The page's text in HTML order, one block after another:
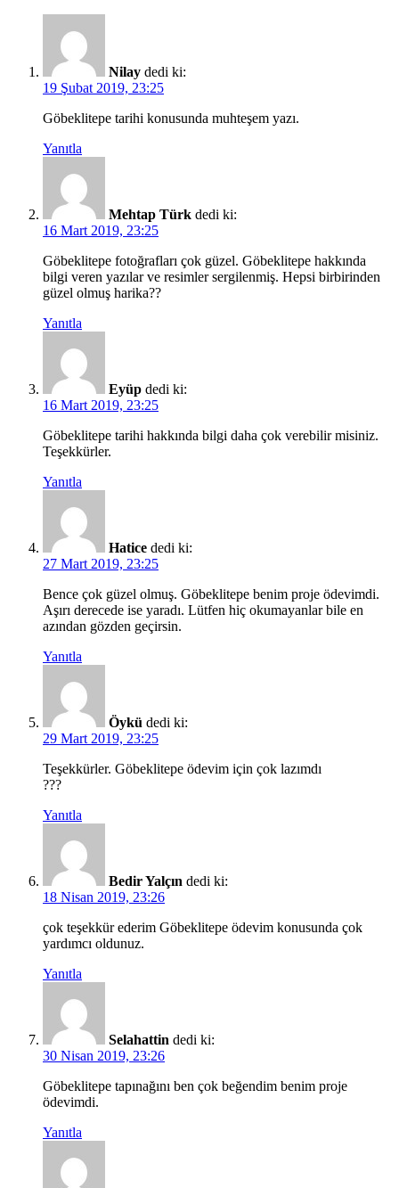
Nilay dedi ki:
19 Şubat 2019, 23:25
Göbeklitepe tarihi konusunda muhteşem yazı.
Yanıtla
Mehtap Türk dedi ki:
16 Mart 2019, 23:25
Göbeklitepe fotoğrafları çok güzel. Göbeklitepe hakkında
bilgi veren yazılar ve resimler sergilenmiş. Hepsi birbirinden
güzel olmuş harika??
Yanıtla
Eyüp dedi ki:
16 Mart 2019, 23:25
Göbeklitepe tarihi hakkında bilgi daha çok verebilir misiniz.
Teşekkürler.
Yanıtla
Hatice dedi ki:
27 Mart 2019, 23:25
Bence çok güzel olmuş. Göbeklitepe benim proje ödevimdi.
Aşırı derecede ise yaradı. Lütfen hiç okumayanlar bile en
azından gözden geçirsin.
Yanıtla
Öykü dedi ki:
29 Mart 2019, 23:25
Teşekkürler. Göbeklitepe ödevim için çok lazımdı
???
Yanıtla
Bedir Yalçın dedi ki:
18 Nisan 2019, 23:26
çok teşekkür ederim Göbeklitepe ödevim konusunda çok
yardımcı oldunuz.
Yanıtla
Selahattin dedi ki:
30 Nisan 2019, 23:26
Göbeklitepe tapınağını ben çok beğendim benim proje
ödevimdi.
Yanıtla